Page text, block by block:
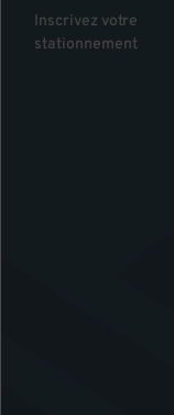
Inscrivez votre
stationnement